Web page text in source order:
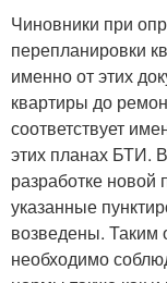
Чиновники при
перепланировки
именно от этих
квартиры до
соответствует
этих планах БТИ.
разработке новой
указанные
возведены. Таким
необходимо